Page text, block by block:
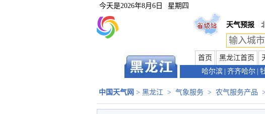
今天是2026年8月6日 星期四
天气预报
首页 黑龙江首页
哈尔滨 齐齐哈尔
中国天气网 > 黑龙江 > 气象服务 > 农气服务产品 >